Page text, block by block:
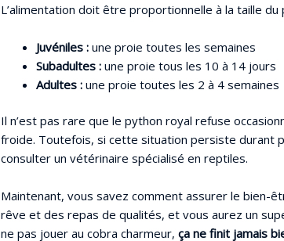
L’alimentation doit être proportionnelle à la taille du
Juvéniles : une proie toutes les semaines
Subadultes : une proie tous les 10 à 14 jours
Adultes : une proie toutes les 2 à 4 semaines
Il n’est pas rare que le python royal refuse
froide. Toutefois, si cette situation persiste durant
consulter un vétérinaire spécialisé en reptiles.
Maintenant, vous savez comment assurer le bien-
rêve et des repas de qualités, et vous aurez un
ne pas jouer au cobra charmeur, ça ne finit jamais